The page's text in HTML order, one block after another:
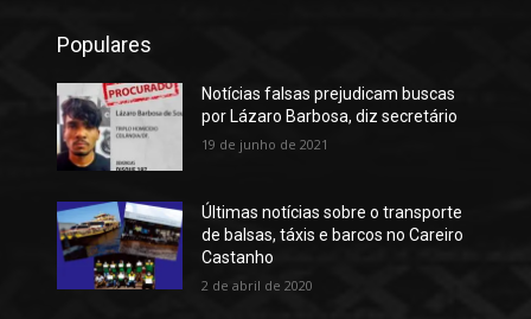
Populares
Notícias falsas prejudicam buscas
por Lázaro Barbosa, diz secretário
19 de junho de 2021
Últimas notícias sobre o transporte
de balsas, táxis e barcos no Careiro
Castanho
2 de abril de 2020